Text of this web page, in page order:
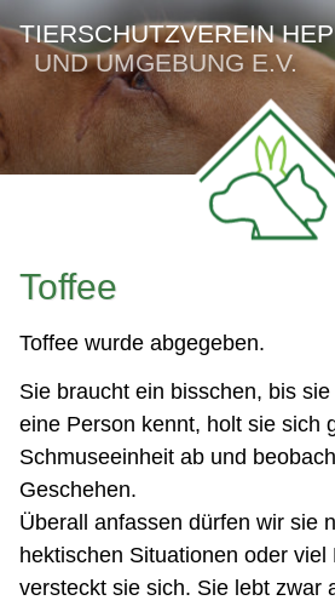
TIERSCHUTZVEREIN
UND UMGEBUNG E.V.
Toffee
Toffee wurde abgegeben.
Sie braucht ein bisschen, bis
eine Person kennt, holt sie sich
Schmuseeinheit ab und
Geschehen.
Überall anfassen dürfen wir sie
hektischen Situationen oder viel
versteckt sie sich. Sie lebt zwar